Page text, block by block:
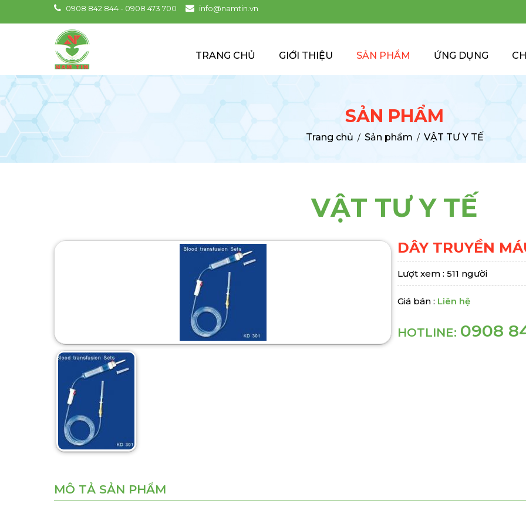
0908 842 844 - 0908 473 700 info@namtin.vn
TRANG CHỦ GIỚI THIỆU SẢN PHẨM ỨNG DỤNG
SẢN PHẨM
Trang chủ / Sản phẩm / VẬT TƯ Y TẾ
VẬT TƯ Y TẾ
DÂY TRUYỀN
Lượt xem : 511 người
Giá bán : Liên hệ
HOTLINE: 0908
MÔ TẢ SẢN PHẨM